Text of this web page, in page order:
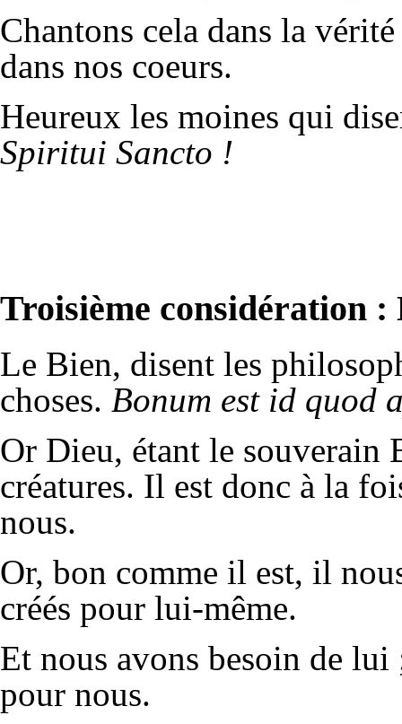
Chantons cela dans la
dans nos coeurs.
Heureux les moines qui
Spiritui Sancto !
Troisième considération :
Le Bien, disent les
choses. Bonum est id quod
Or Dieu, étant le souverain
créatures. Il est donc à la
nous.
Or, bon comme il est, il
créés pour lui-même.
Et nous avons besoin de
pour nous.